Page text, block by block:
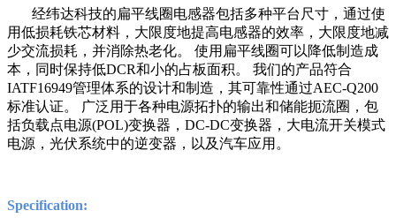
经纬达科技的扁平线圈电感器包括多种平台尺寸，通过使
用低损耗铁芯材料，大限度地提高电感器的效率，大限度地减
少交流损耗，并消除热老化。 使用扁平线圈可以降低制造成
本，同时保持低DCR和小的占板面积。 我们的产品符合
IATF16949管理体系的设计和制造，其可靠性通过AEC-Q200
标准认证。 广泛用于各种电源拓扑的输出和储能扼流圈，包
括负载点电源(POL)变换器，DC-DC变换器，大电流开关模式
电源，光伏系统中的逆变器，以及汽车应用。
Specification: